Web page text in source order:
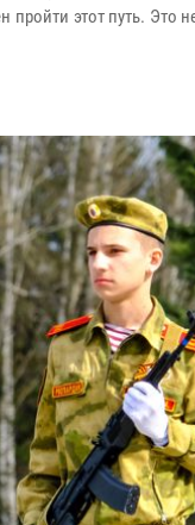
этот путь. Это